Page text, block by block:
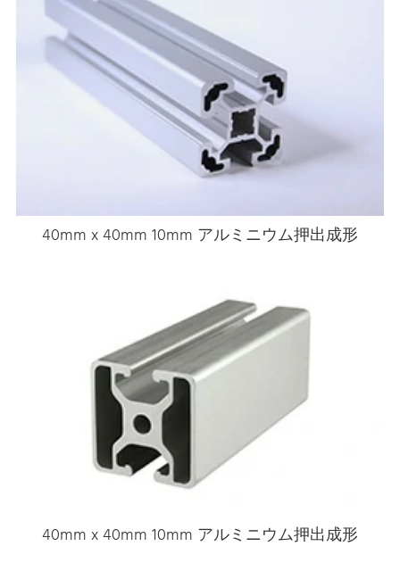
40mm x 40mm 10mm アルミニウム押出成形
40mm x 40mm 10mm アルミニウム押出成形